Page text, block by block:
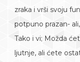
zraka i vrši svoju
potpuno prazan-
Tako i vi; Možda
ljutnje, ali ćete